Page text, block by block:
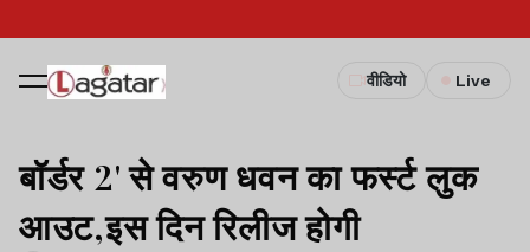
वीडियो Live
बॉर्डर 2' से वरुण धवन का फर्स्ट लुक
आउट,इस दिन रिलीज होगी